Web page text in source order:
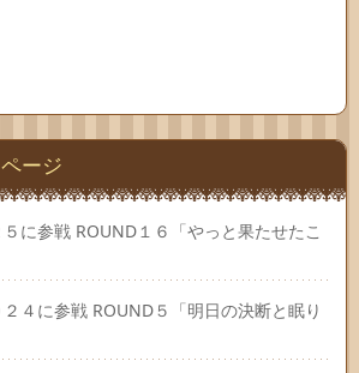
ージ
に参戦 ROUND１６「やっと果たせたこ
４に参戦 ROUND５「明日の決断と眠り